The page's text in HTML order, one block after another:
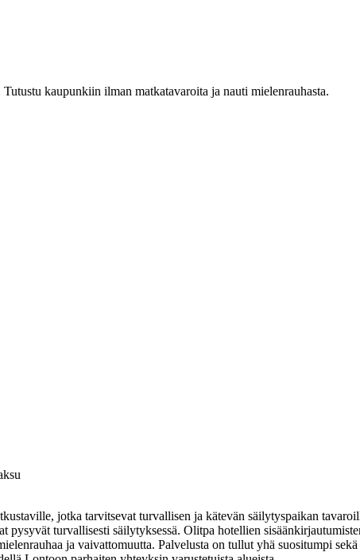
kaupunkiin ilman matkatavaroita ja nauti mielenrauhasta.
jotka tarvitsevat turvallisen ja kätevän säilytyspaikan
turvallisesti säilytyksessä. Olitpa hotellien
ja vaivattomuutta. Palvelusta on tullut yhä suositumpi